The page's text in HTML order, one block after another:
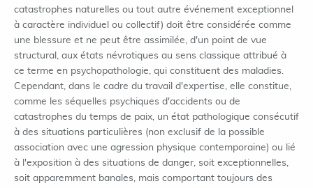
catastrophes naturelles ou tout autre événement exceptionnel
à caractère individuel ou collectif) doit être considérée comme
une blessure et ne peut être assimilée, d'un point de vue
structural, aux états névrotiques au sens classique attribué à
ce terme en psychopathologie, qui constituent des maladies.
Cependant, dans le cadre du travail d'expertise, elle constitue,
comme les séquelles psychiques d'accidents ou de
catastrophes du temps de paix, un état pathologique consécutif
à des situations particulières (non exclusif de la possible
association avec une agression physique contemporaine) ou lié
à l'exposition à des situations de danger, soit exceptionnelles,
soit apparemment banales, mais comportant toujours des